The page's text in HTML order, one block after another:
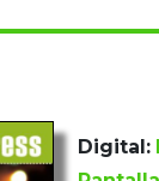
Digital: